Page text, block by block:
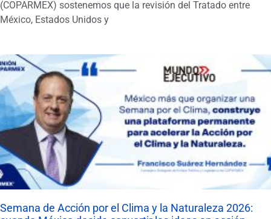
(COPARMEX) sostenemos que la revisión del Tratado entre
México, Estados Unidos y
Semana de Acción por el Clima y la Naturaleza 2026: